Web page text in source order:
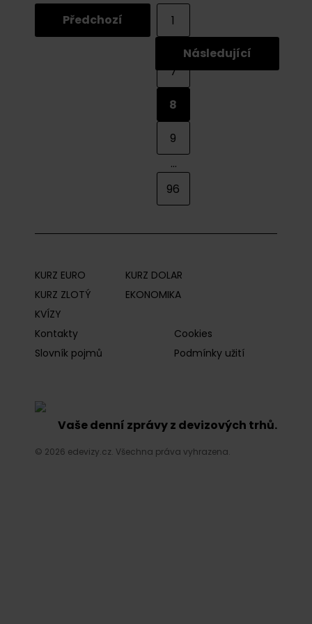
Předchozí
1
7
8
9
...
96
Následující
KURZ EURO
KURZ DOLAR
KURZ ZLOTÝ
EKONOMIKA
KVÍZY
Kontakty
Cookies
Slovník pojmů
Podmínky užití
Vaše denní zprávy z devizových trhů.
© 2026 edevizy.cz. Všechna práva vyhrazena.